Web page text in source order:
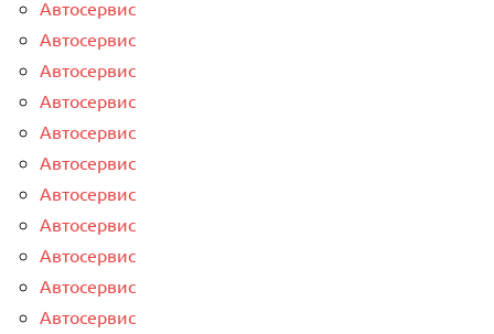
Автосервис
Автосервис
Автосервис
Автосервис
Автосервис
Автосервис
Автосервис
Автосервис
Автосервис
Автосервис
Автосервис